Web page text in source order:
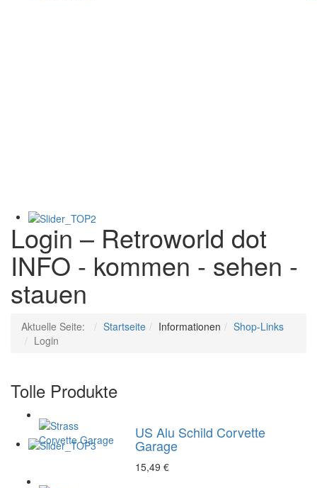
Login – Retroworld dot
INFO - kommen - sehen -
stauen
Aktuelle Seite: Startseite Informationen
Shop-Links
Login
Tolle Produkte
US Alu Schild Corvette
Garage
15,49 €